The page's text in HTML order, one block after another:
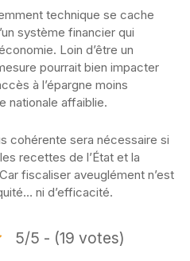
technique se cache
système financier qui
Loin d’être un
pourrait bien impacter
à l’épargne moins
nationale affaiblie.
cohérente sera nécessaire si
recettes de l’État et la
fiscaliser aveuglément n’est
ni d’efficacité.
5/5 - (19 votes)